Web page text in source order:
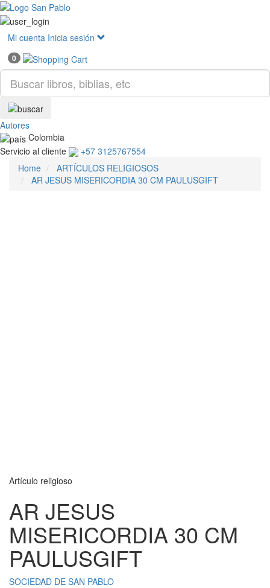
Mi cuenta Inicia sesión
0
Autores
Colombia
Servicio al cliente
+57 3125767554
Home
ARTÍCULOS RELIGIOSOS
AR JESUS MISERICORDIA 30 CM PAULUSGIFT
Artículo religioso
AR JESUS
MISERICORDIA 30 CM
PAULUSGIFT
SOCIEDAD DE SAN PABLO